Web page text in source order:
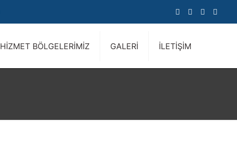
HİZMET BÖLGELERİMİZ GALERİ İLETİŞİM